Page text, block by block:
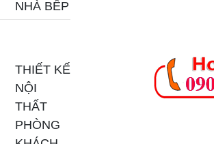
NHÀ BẾP
THIẾT KẾ
NỘI
THẤT
PHÒNG